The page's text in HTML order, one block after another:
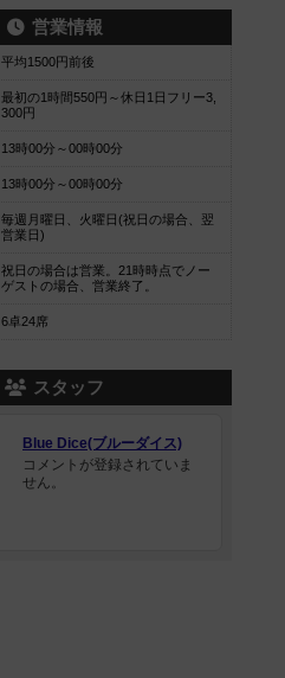
営業情報
平均1500円前後
最初の1時間550円～休日1日フリー3,
300円
13時00分～00時00分
13時00分～00時00分
毎週月曜日、火曜日(祝日の場合、翌
営業日)
祝日の場合は営業。21時時点でノー
ゲストの場合、営業終了。
6卓24席
スタッフ
Blue Dice(ブルーダイス)
コメントが登録されていま
せん。